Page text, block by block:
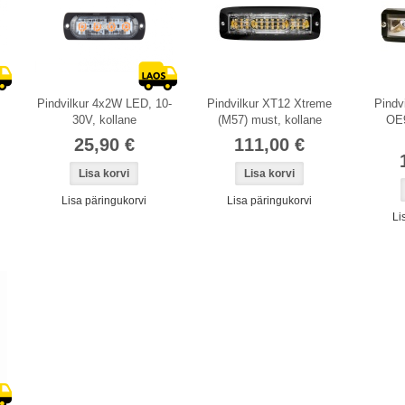
Pindvilkur 4x2W LED, 10-
30V, kollane
25,90 €
Lisa päringukorvi
Pindvilkur XT12 Xtreme
(M57) must, kollane
111,00 €
Lisa päringukorvi